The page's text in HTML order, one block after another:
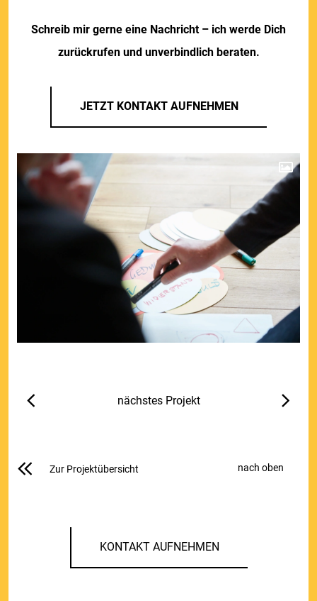
Schreib mir gerne eine Nachricht – ich werde Dich
zurückrufen und unverbindlich beraten.
JETZT KONTAKT AUFNEHMEN
Zur Projektübersicht
nächstes Projekt
nach oben
KONTAKT AUFNEHMEN